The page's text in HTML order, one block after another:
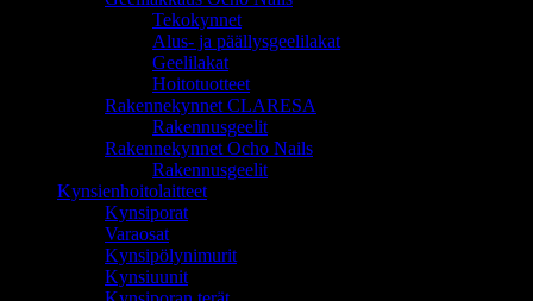
Tekokynnet
Alus- ja päällysgeelilakat
Geelilakat
Hoitotuotteet
Rakennekynnet CLARESA
Rakennusgeelit
Rakennekynnet Ocho Nails
Rakennusgeelit
Kynsienhoitolaitteet
Kynsiporat
Varaosat
Kynsipölynimurit
Kynsiuunit